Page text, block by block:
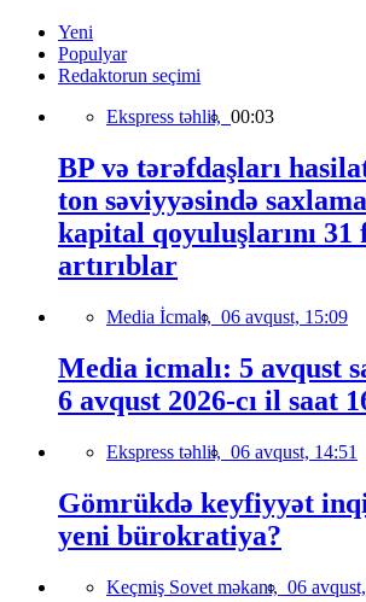
Yeni
Populyar
Redaktorun seçimi
Ekspress təhlil, 00:03
BP və tərəfdaşları
ton səviyyəsində
kapital qoyuluşlarını 31
artırıblar
Media İcmalı, 06 avqust, 15:09
Media icmalı: 5 avqust
6 avqust 2026-cı il saat
Ekspress təhlil, 06 avqust, 14:51
Gömrükdə keyfiyyət
yeni bürokratiya?
Keçmiş Sovet məkanı, 06